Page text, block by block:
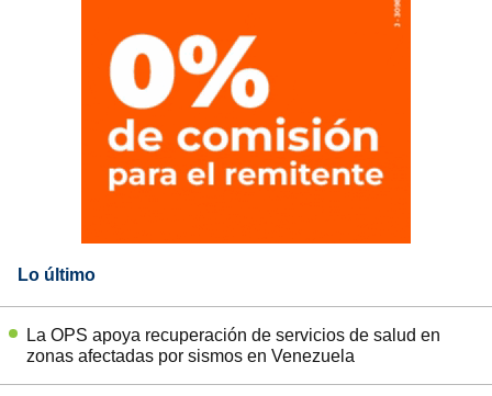
Lo último
La OPS apoya recuperación de servicios de salud en
zonas afectadas por sismos en Venezuela